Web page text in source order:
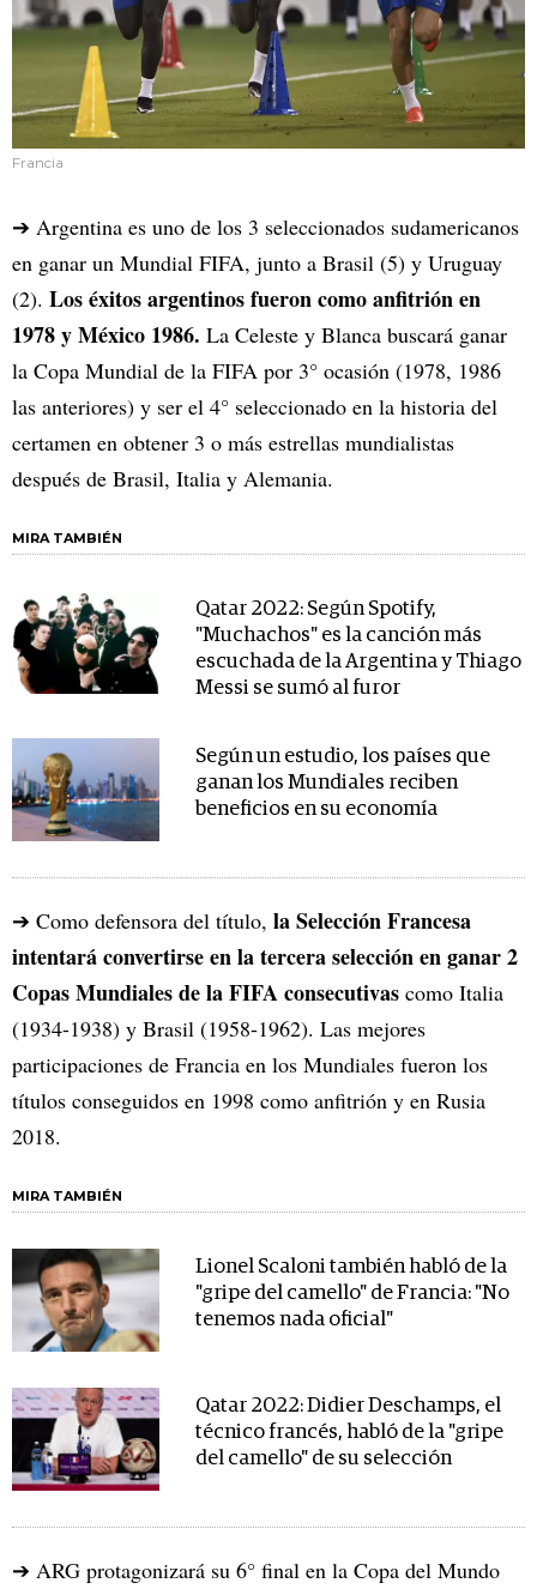
Francia
➔ Argentina es uno de los 3 seleccionados sudamericanos
en ganar un Mundial FIFA, junto a Brasil (5) y Uruguay
(2). Los éxitos argentinos fueron como anfitrión en
1978 y México 1986. La Celeste y Blanca buscará ganar
la Copa Mundial de la FIFA por 3° ocasión (1978, 1986
las anteriores) y ser el 4° seleccionado en la historia del
certamen en obtener 3 o más estrellas mundialistas
después de Brasil, Italia y Alemania.
MIRA TAMBIÉN
Qatar 2022: Según Spotify,
"Muchachos" es la canción más
escuchada de la Argentina y Thiago
Messi se sumó al furor
Según un estudio, los países que
ganan los Mundiales reciben
beneficios en su economía
➔ Como defensora del título, la Selección Francesa
intentará convertirse en la tercera selección en ganar 2
Copas Mundiales de la FIFA consecutivas como Italia
(1934-1938) y Brasil (1958-1962). Las mejores
participaciones de Francia en los Mundiales fueron los
títulos conseguidos en 1998 como anfitrión y en Rusia
2018.
MIRA TAMBIÉN
Lionel Scaloni también habló de la
"gripe del camello" de Francia: "No
tenemos nada oficial"
Qatar 2022: Didier Deschamps, el
técnico francés, habló de la "gripe
del camello" de su selección
➔ ARG protagonizará su 6° final en la Copa del Mundo